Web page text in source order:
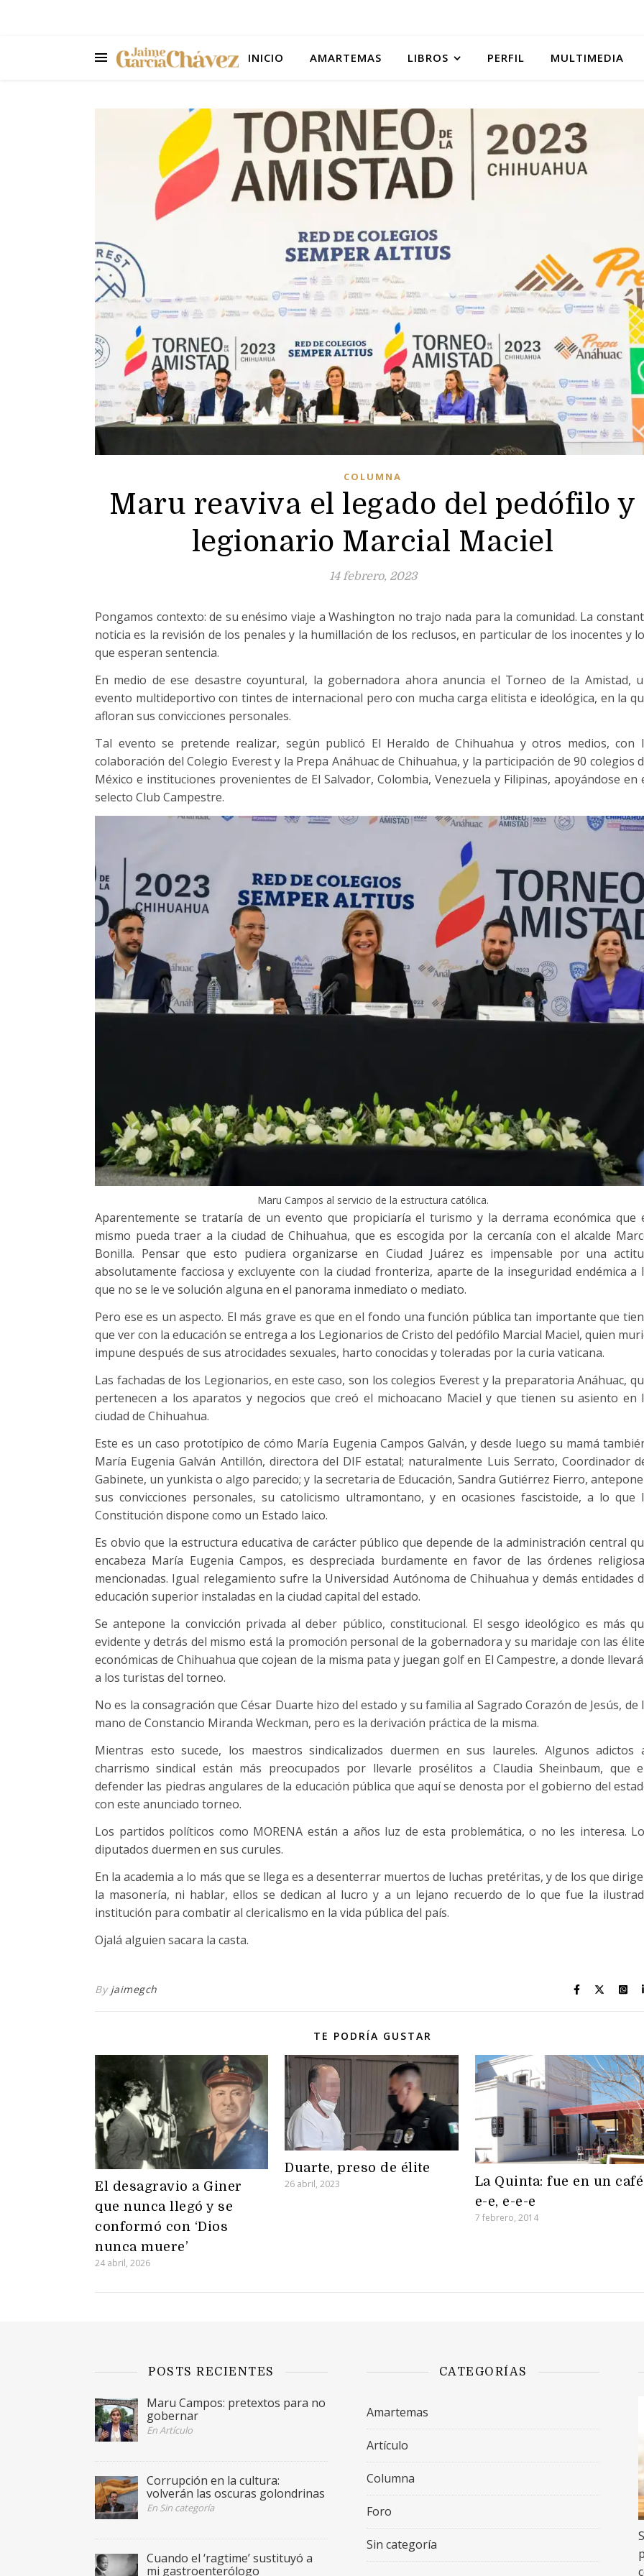
INICIO AMARTEMAS LIBROS PERFIL MULTIMEDIA
COLUMNA
Maru reaviva el legado del pedófilo y
legionario Marcial Maciel
14 febrero, 2023
Pongamos contexto: de su enésimo viaje a Washington no trajo nada para la comunidad. La
noticia es la revisión de los penales y la humillación de los reclusos, en particular de los inocentes y
que esperan sentencia.
En medio de ese desastre coyuntural, la gobernadora ahora anuncia el Torneo de la Amistad,
evento multideportivo con tintes de internacional pero con mucha carga elitista e ideológica, en la
afloran sus convicciones personales.
Tal evento se pretende realizar, según publicó El Heraldo de Chihuahua y otros medios, con
colaboración del Colegio Everest y la Prepa Anáhuac de Chihuahua, y la participación de 90 colegios
México e instituciones provenientes de El Salvador, Colombia, Venezuela y Filipinas, apoyándose en
selecto Club Campestre.
Maru Campos al servicio de la estructura católica.
Aparentemente se trataría de un evento que propiciaría el turismo y la derrama económica que
mismo pueda traer a la ciudad de Chihuahua, que es escogida por la cercanía con el alcalde
Bonilla. Pensar que esto pudiera organizarse en Ciudad Juárez es impensable por una
absolutamente facciosa y excluyente con la ciudad fronteriza, aparte de la inseguridad endémica a
que no se le ve solución alguna en el panorama inmediato o mediato.
Pero ese es un aspecto. El más grave es que en el fondo una función pública tan importante que
que ver con la educación se entrega a los Legionarios de Cristo del pedófilo Marcial Maciel, quien
impune después de sus atrocidades sexuales, harto conocidas y toleradas por la curia vaticana.
Las fachadas de los Legionarios, en este caso, son los colegios Everest y la preparatoria Anáhuac,
pertenecen a los aparatos y negocios que creó el michoacano Maciel y que tienen su asiento en
ciudad de Chihuahua.
Este es un caso prototípico de cómo María Eugenia Campos Galván, y desde luego su mamá
María Eugenia Galván Antillón, directora del DIF estatal; naturalmente Luis Serrato, Coordinador
Gabinete, un yunkista o algo parecido; y la secretaria de Educación, Sandra Gutiérrez Fierro,
sus convicciones personales, su catolicismo ultramontano, y en ocasiones fascistoide, a lo que
Constitución dispone como un Estado laico.
Es obvio que la estructura educativa de carácter público que depende de la administración central
encabeza María Eugenia Campos, es despreciada burdamente en favor de las órdenes
mencionadas. Igual relegamiento sufre la Universidad Autónoma de Chihuahua y demás entidades
educación superior instaladas en la ciudad capital del estado.
Se antepone la convicción privada al deber público, constitucional. El sesgo ideológico es más
evidente y detrás del mismo está la promoción personal de la gobernadora y su maridaje con las
económicas de Chihuahua que cojean de la misma pata y juegan golf en El Campestre, a donde
a los turistas del torneo.
No es la consagración que César Duarte hizo del estado y su familia al Sagrado Corazón de Jesús, de
mano de Constancio Miranda Weckman, pero es la derivación práctica de la misma.
Mientras esto sucede, los maestros sindicalizados duermen en sus laureles. Algunos adictos
charrismo sindical están más preocupados por llevarle prosélitos a Claudia Sheinbaum, que
defender las piedras angulares de la educación pública que aquí se denosta por el gobierno del
con este anunciado torneo.
Los partidos políticos como MORENA están a años luz de esta problemática, o no les interesa.
diputados duermen en sus curules.
En la academia a lo más que se llega es a desenterrar muertos de luchas pretéritas, y de los que
la masonería, ni hablar, ellos se dedican al lucro y a un lejano recuerdo de lo que fue la
institución para combatir al clericalismo en la vida pública del país.
Ojalá alguien sacara la casta.
By jaimegch
TE PODRÍA GUSTAR
El desagravio a Giner
que nunca llegó y se
conformó con ‘Dios
nunca muere’
24 abril, 2026
Duarte, preso de élite
26 abril, 2023
La Quinta: fue en un café
e-e, e-e-e
7 febrero, 2014
POSTS RECIENTES
Maru Campos: pretextos para no
gobernar
En Artículo
Corrupción en la cultura:
volverán las oscuras golondrinas
En Sin categoría
Cuando el ‘ragtime’ sustituyó a
mi gastroenterólogo
CATEGORÍAS
Amartemas
Artículo
Columna
Foro
Sin categoría